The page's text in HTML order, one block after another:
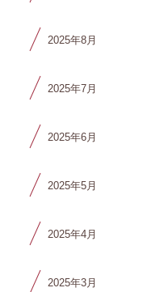
2025年8月
2025年7月
2025年6月
2025年5月
2025年4月
2025年3月